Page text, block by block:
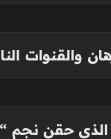
حقن نجم